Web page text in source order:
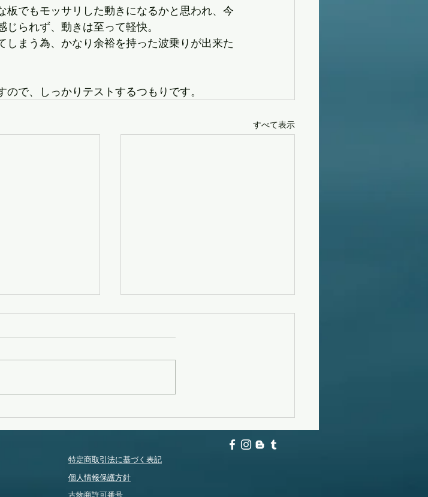
でもモッサリした動きになるかと思われ、今
られず、動きは至って軽快。
まう為、かなり余裕を持った波乗りが出来た
で、しっかりテストするつもりです。
すべて表示
特定商取引法に基づく表記
個人情報保護方針
​古物商許可番号